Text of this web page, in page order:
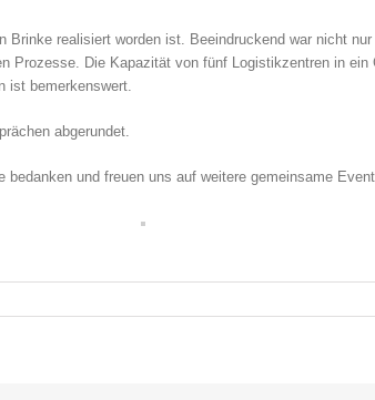
realisiert worden ist. Beeindruckend war nicht
Prozesse. Die Kapazität von fünf Logistikzentren in ein
ist bemerkenswert.
abgerundet.
und freuen uns auf weitere gemeinsame